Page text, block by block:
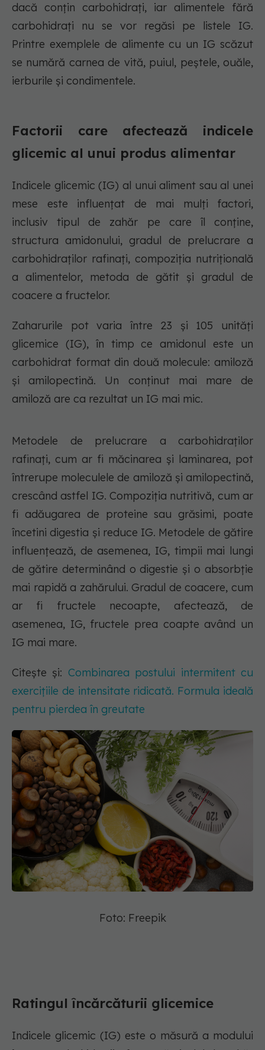
dacă conțin carbohidrați, iar alimentele fără
carbohidrați nu se vor regăsi pe listele IG.
Printre exemplele de alimente cu un IG scăzut
se numără carnea de vită, puiul, peștele, ouăle,
ierburile și condimentele.
Factorii care afectează indicele
glicemic al unui produs alimentar
Indicele glicemic (IG) al unui aliment sau al unei
mese este influențat de mai mulți factori,
inclusiv tipul de zahăr pe care îl conține,
structura amidonului, gradul de prelucrare a
carbohidraților rafinați, compoziția nutrițională
a alimentelor, metoda de gătit și gradul de
coacere a fructelor.
Zaharurile pot varia între 23 și 105 unități
glicemice (IG), în timp ce amidonul este un
carbohidrat format din două molecule: amiloză
și amilopectină. Un conținut mai mare de
amiloză are ca rezultat un IG mai mic.
Metodele de prelucrare a carbohidraților
rafinați, cum ar fi măcinarea și laminarea, pot
întrerupe moleculele de amiloză și amilopectină,
crescând astfel IG. Compoziția nutritivă, cum ar
fi adăugarea de proteine sau grăsimi, poate
încetini digestia și reduce IG. Metodele de gătire
influențează, de asemenea, IG, timpii mai lungi
de gătire determinând o digestie și o absorbție
mai rapidă a zahărului. Gradul de coacere, cum
ar fi fructele necoapte, afectează, de
asemenea, IG, fructele prea coapte având un
IG mai mare.
Citește și: Combinarea postului intermitent cu
exercițiile de intensitate ridicată. Formula ideală
pentru pierdea în greutate
Foto: Freepik
Ratingul încărcăturii glicemice
Indicele glicemic (IG) este o măsură a modului